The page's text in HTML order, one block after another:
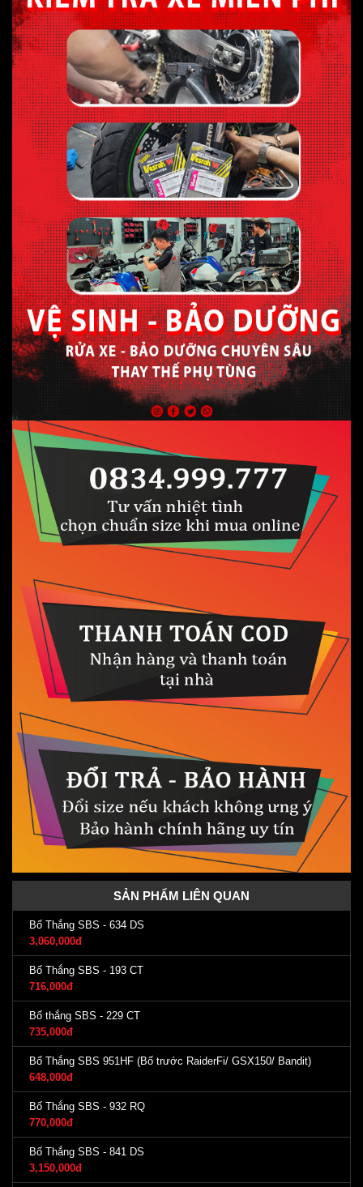
SẢN PHẨM LIÊN QUAN
Bố Thắng SBS - 634 DS
3,060,000đ
Bố Thắng SBS - 193 CT
716,000đ
Bố thắng SBS - 229 CT
735,000đ
Bố Thắng SBS 951HF (Bố trước RaiderFi/ GSX150/ Bandit)
648,000đ
Bố Thắng SBS - 932 RQ
770,000đ
Bố Thắng SBS - 841 DS
3,150,000đ